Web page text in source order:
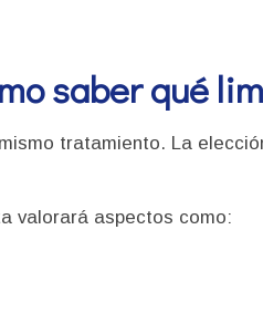
saber qué
tratamiento. La
valorará aspectos como: